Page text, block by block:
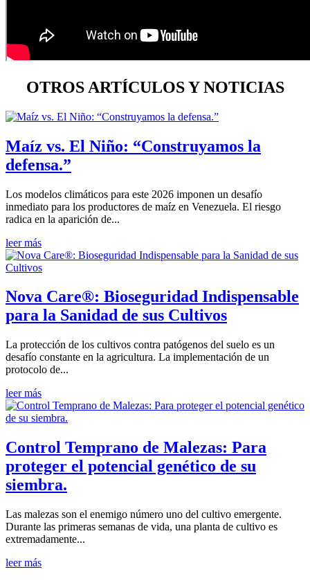
OTROS ARTÍCULOS Y NOTICIAS
Maíz vs. El Niño: “Construyamos la
defensa.”
Los modelos climáticos para este 2026 imponen un desafío
inmediato para los productores de maíz en Venezuela. El riesgo
radica en la aparición de...
leer más
Nova Care®: Bioseguridad Indispensable
para la Sanidad de sus Cultivos
La protección de los cultivos contra patógenos del suelo es un
desafío constante en la agricultura. La implementación de un
protocolo de...
leer más
Control Temprano de Malezas: Para
proteger el potencial genético de su
siembra.
Las malezas son el enemigo número uno del cultivo emergente.
Durante las primeras semanas de vida, una planta de cultivo es
extremadamente...
leer más